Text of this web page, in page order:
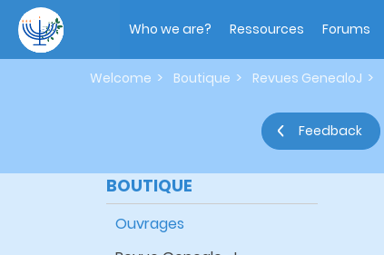
main
content
navigation
Who we are? Ressources Forums
Welcome Boutique Revues GenealoJ
Feedback
BOUTIQUE
Ouvrages